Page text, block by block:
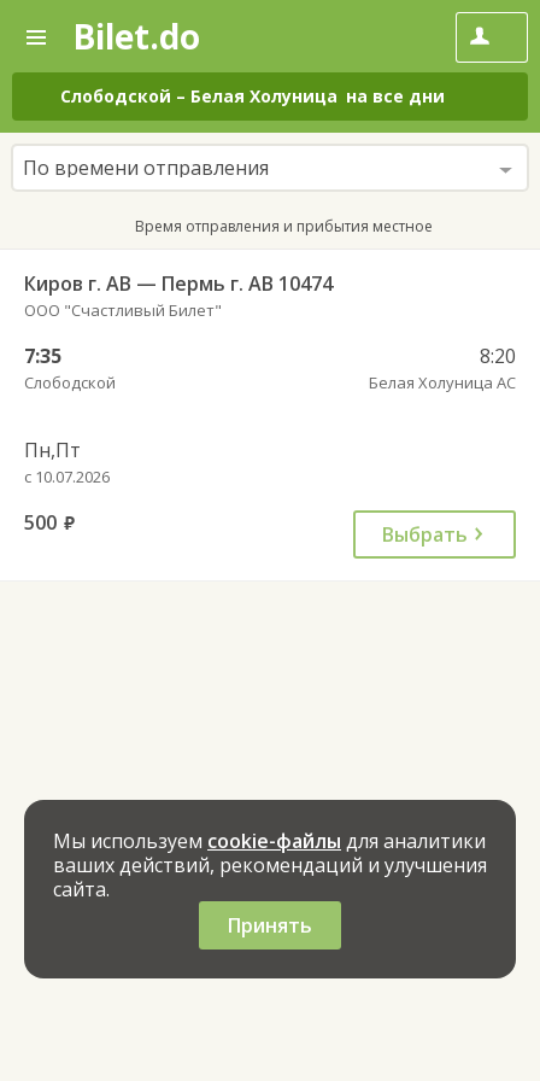
—
Поиск
и
покупка
билетов
на
автобус
онлайн
Bilet.do
Слободской – Белая Холуница на все дни
По времени отправления
Время отправления и прибытия местное
Киров г. АВ — Пермь г. АВ 10474
ООО "Счастливый Билет"
7:35
Слободской
8:20
Белая Холуница АС
Пн,Пт
с 10.07.2026
500 руб. Выбрать
Мы используем cookie-файлы для аналитики
ваших действий, рекомендаций и улучшения
сайта.
Принять